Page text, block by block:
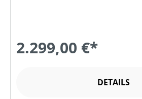
2.299,00 €*
DETAILS